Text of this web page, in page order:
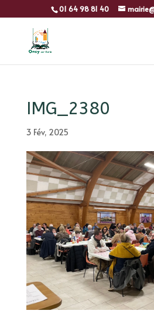
01 64 98 81 40
IMG_2380
3 Fév, 2025